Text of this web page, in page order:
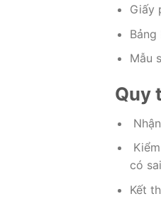
Giấy
Mẫu
Quy
có
Kết